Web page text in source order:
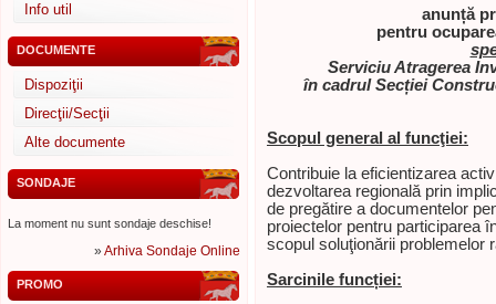
Info util
DOCUMENTE
Dispoziţii
Direcţii/Secţii
Alte documente
SONDAJE
La moment nu sunt sondaje deschise!
»Arhiva Sondaje Online
PROMO
anunță
pentru
Serviciu Atragerea
în cadrul Secției
Scopul general al funcţiei:
Contribuie la eficientizarea
dezvoltarea regională prin
de pregătire a documentelor
proiectelor pentru participarea
scopul soluţionării problemelor
Sarcinile funcției: